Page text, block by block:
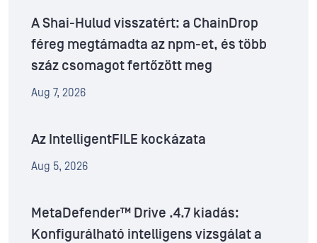
A Shai-Hulud visszatért: a ChainDrop
féreg megtámadta az npm-et, és több
száz csomagot fertőzött meg
Aug 7, 2026
Az IntelligentFILE kockázata
Aug 5, 2026
MetaDefender™ Drive .4.7 kiadás:
Konfigurálható intelligens vizsgálat a